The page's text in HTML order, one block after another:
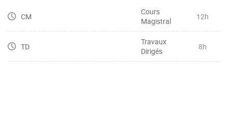
CM
Cours
Magistral
12h
TD
Travaux
Dirigés
8h